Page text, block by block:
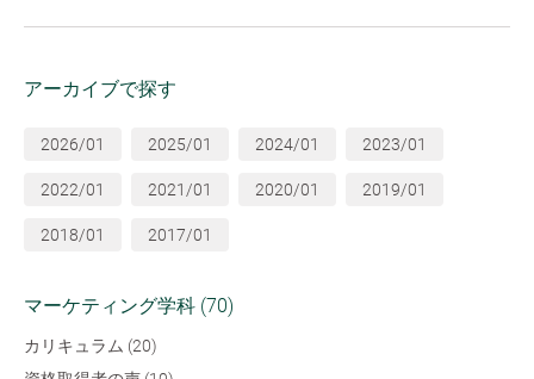
アーカイブで探す
2026/01 2025/01 2024/01 2023/01
2022/01 2021/01 2020/01 2019/01
2018/01 2017/01
マーケティング学科 (70)
カリキュラム (20)